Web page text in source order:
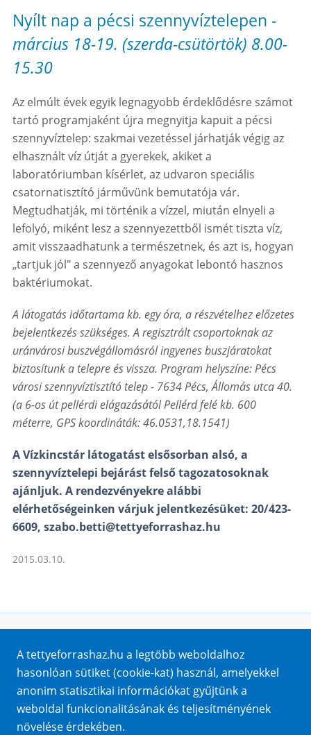
Nyílt nap a pécsi szennyvíztelepen -
március 18-19. (szerda-csütörtök) 8.00-
15.30
Az elmúlt évek egyik legnagyobb érdeklődésre számot
tartó programjaként újra megnyitja kapuit a pécsi
szennyvíztelep: szakmai vezetéssel járhatják végig az
elhasznált víz útját a gyerekek, akiket a
laboratóriumban kísérlet, az udvaron speciális
csatornatisztító járművünk bemutatója vár.
Megtudhatják, mi történik a vízzel, miután elnyeli a
lefolyó, miként lesz a szennyezettből ismét tiszta víz,
amit visszaadhatunk a természetnek, és azt is, hogyan
„tartjuk jól" a szennyező anyagokat lebontó hasznos
baktériumokat.
A látogatás időtartama kb. egy óra, a részvételhez előzetes
bejelentkezés szükséges.A regisztrált csoportoknak az
uránvárosi buszvégállomásról ingyenes buszjáratokat
biztosítunk a telepre és vissza. Program helyszíne: Pécs
városi szennyvíztisztító telep - 7634 Pécs, Állomás utca 40.
(a 6-os út pellérdi elágazásától Pellérd felé kb. 600
méterre, GPS koordináták: 46.0531,18.1541)
A Vízkincstár látogatást elsősorban alsó, a
szennyvíztelepi bejárást felső tagozatosoknak
ajánljuk. A rendezvényekre alábbi
elérhetőségeinken várjuk jelentkezésüket: 20/423-
6609, szabo.betti@tettyeforrashaz.hu
2015.03.10.
Impresszum
Sütik
Adatvédelem
Közérdekű adatok
A tettyeforrashaz.hu a legtöbb weboldalhoz
hasonlóan sütiket (cookie-kat) használ, amelyekkel
anonim statisztikai információkat gyűjtünk a
weboldal funkcionalitásának és teljesítményének
növelése érdekében.